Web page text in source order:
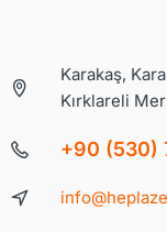
Karakaş,
Kırklareli
+90 (530)